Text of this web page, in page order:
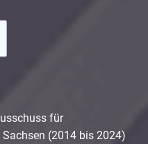
für
(2014 bis 2024)